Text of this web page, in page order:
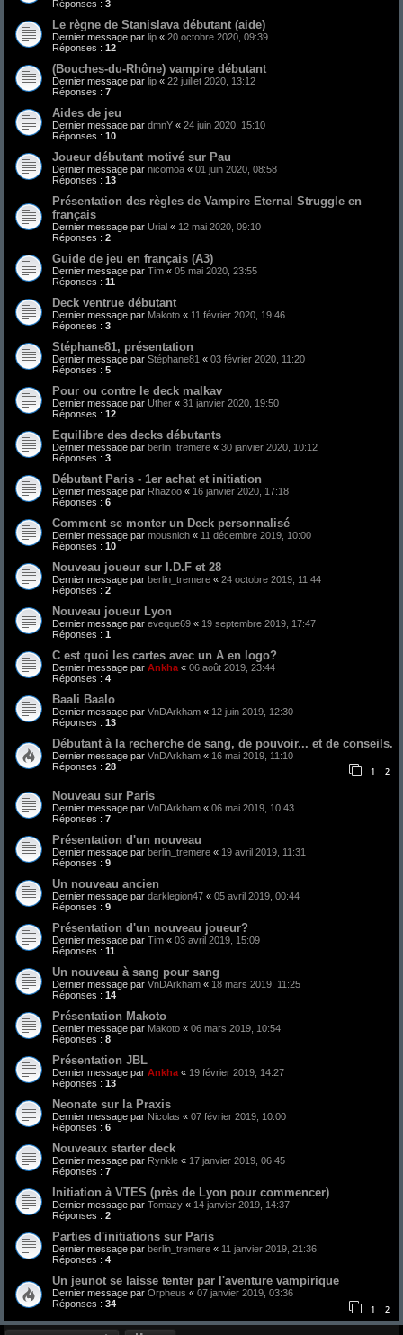
Réponses : 3
Le règne de Stanislava débutant (aide)
Dernier message par lip « 20 octobre 2020, 09:39
Réponses : 12
(Bouches-du-Rhône) vampire débutant
Dernier message par lip « 22 juillet 2020, 13:12
Réponses : 7
Aides de jeu
Dernier message par dmnY « 24 juin 2020, 15:10
Réponses : 10
Joueur débutant motivé sur Pau
Dernier message par nicomoa « 01 juin 2020, 08:58
Réponses : 13
Présentation des règles de Vampire Eternal Struggle en
français
Dernier message par Urial « 12 mai 2020, 09:10
Réponses : 2
Guide de jeu en français (A3)
Dernier message par Tim « 05 mai 2020, 23:55
Réponses : 11
Deck ventrue débutant
Dernier message par Makoto « 11 février 2020, 19:46
Réponses : 3
Stéphane81, présentation
Dernier message par Stéphane81 « 03 février 2020, 11:20
Réponses : 5
Pour ou contre le deck malkav
Dernier message par Uther « 31 janvier 2020, 19:50
Réponses : 12
Equilibre des decks débutants
Dernier message par berlin_tremere « 30 janvier 2020, 10:12
Réponses : 3
Débutant Paris - 1er achat et initiation
Dernier message par Rhazoo « 16 janvier 2020, 17:18
Réponses : 6
Comment se monter un Deck personnalisé
Dernier message par mousnich « 11 décembre 2019, 10:00
Réponses : 10
Nouveau joueur sur I.D.F et 28
Dernier message par berlin_tremere « 24 octobre 2019, 11:44
Réponses : 2
Nouveau joueur Lyon
Dernier message par eveque69 « 19 septembre 2019, 17:47
Réponses : 1
C est quoi les cartes avec un A en logo?
Dernier message par Ankha « 06 août 2019, 23:44
Réponses : 4
Baali Baalo
Dernier message par VnDArkham « 12 juin 2019, 12:30
Réponses : 13
Débutant à la recherche de sang, de pouvoir... et de conseils.
Dernier message par VnDArkham « 16 mai 2019, 11:10
Réponses : 28 1 2
Nouveau sur Paris
Dernier message par VnDArkham « 06 mai 2019, 10:43
Réponses : 7
Présentation d'un nouveau
Dernier message par berlin_tremere « 19 avril 2019, 11:31
Réponses : 9
Un nouveau ancien
Dernier message par darklegion47 « 05 avril 2019, 00:44
Réponses : 9
Présentation d'un nouveau joueur?
Dernier message par Tim « 03 avril 2019, 15:09
Réponses : 11
Un nouveau à sang pour sang
Dernier message par VnDArkham « 18 mars 2019, 11:25
Réponses : 14
Présentation Makoto
Dernier message par Makoto « 06 mars 2019, 10:54
Réponses : 8
Présentation JBL
Dernier message par Ankha « 19 février 2019, 14:27
Réponses : 13
Neonate sur la Praxis
Dernier message par Nicolas « 07 février 2019, 10:00
Réponses : 6
Nouveaux starter deck
Dernier message par Rynkle « 17 janvier 2019, 06:45
Réponses : 7
Initiation à VTES (près de Lyon pour commencer)
Dernier message par Tomazy « 14 janvier 2019, 14:37
Réponses : 2
Parties d'initiations sur Paris
Dernier message par berlin_tremere « 11 janvier 2019, 21:36
Réponses : 4
Un jeunot se laisse tenter par l'aventure vampirique
Dernier message par Orpheus « 07 janvier 2019, 03:36
Réponses : 34 1 2